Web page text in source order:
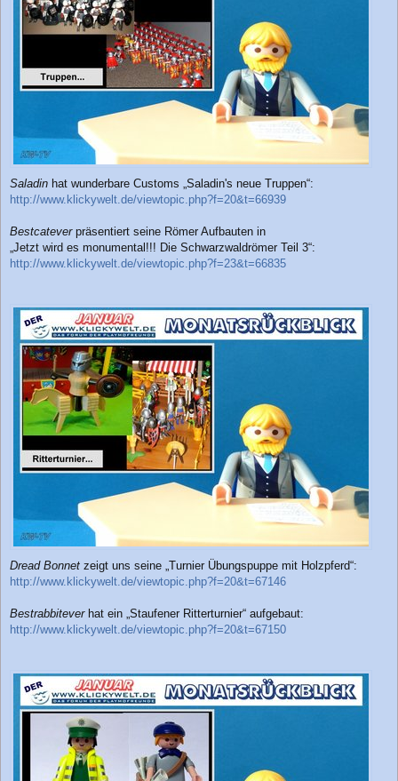
Saladin hat wunderbare Customs „Saladin's neue Truppen“:
http://www.klickywelt.de/viewtopic.php?f=20&t=66939
Bestcateverpräsentiert seine Römer Aufbauten in
„Jetzt wird es monumental!!! Die Schwarzwaldrömer Teil 3“:
http://www.klickywelt.de/viewtopic.php?f=23&t=66835
Dread Bonnet zeigt uns seine „Turnier Übungspuppe mit Holzpferd“:
http://www.klickywelt.de/viewtopic.php?f=20&t=67146
Bestrabbiteverhat ein „Staufener Ritterturnier“ aufgebaut:
http://www.klickywelt.de/viewtopic.php?f=20&t=67150